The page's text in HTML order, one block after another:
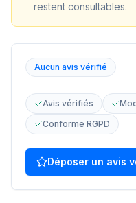
restent consultables.
Aucun avis vérifié
Avis vérifiés
Conforme RGPD
Déposer un avis